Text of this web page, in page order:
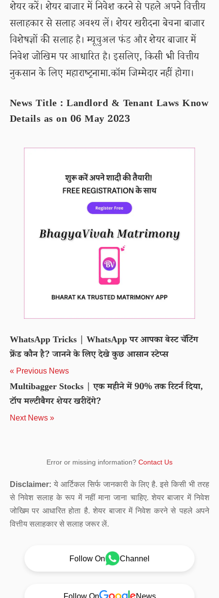
शेयर करें। शेयर बाजार में निवेश करने से पहले अपने वित्तीय
सलाहकार से सलाह अवश्य लें। शेयर खरीदना बेचना बाजार
विशेषज्ञों की सलाह है। म्यूचुअल फंड और शेयर बाजार में
निवेश जोखिम पर आधारित है। इसलिए, किसी भी वित्तीय
नुकसान के लिए महाराष्ट्रनामा.कॉम जिम्मेदार नहीं होगा।
News Title : Landlord & Tenant Laws Know
Details as on 06 May 2023
WhatsApp Tricks | WhatsApp पर आपका बेस्ट चॅटिंग
फ्रेंड कौन है? जानने के लिए देखे कुछ आसान स्टेप्स
« Previous News
Multibagger Stocks | एक महीने में 90% तक रिटर्न दिया,
टॉप मल्टीबैगर शेयर खरीदेंगे?
Next News »
Error or missing information? Contact Us
Disclaimer: ये आर्टिकल सिर्फ जानकारी के लिए है. इसे किसी भी तरह
से निवेश सलाह के रूप में नहीं माना जाना चाहिए. शेयर बाजार में निवेश
जोखिम पर आधारित होता है. शेयर बाजार में निवेश करने से पहले अपने
वित्तीय सलाहकार से सलाह जरूर लें.
Follow On Channel
Follow On News